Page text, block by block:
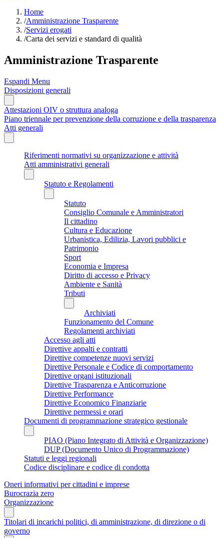
Home
/Amministrazione Trasparente
/Servizi erogati
/Carta dei servizi e standard di qualità
Amministrazione Trasparente
Espandi Menu
Disposizioni generali
Attestazioni OIV o struttura analoga
Piano triennale per prevenzione della corruzione e della trasparenza
Atti generali
Riferimenti normativi su organizzazione e attività
Atti amministrativi generali
Statuto e Regolamenti
Statuto
Consiglio Comunale e Amministratori
Il cittadino
Cultura e Educazione
Urbanistica, Edilizia, Lavori pubblici e
Patrimonio
Sport
Economia e Impresa
Diritto di accesso e Privacy
Ambiente e Sanità
Tributi
Archiviati
Funzionamento del Comune
Regolamenti archiviati
Accesso agli atti
Direttive appalti e contratti
Direttive competenze nuovi servizi
Direttive Personale e Codice di comportamento
Direttive organi istituzionali
Direttive Trasparenza e Anticorruzione
Direttive Performance
Direttive Economico Finanziarie
Direttive permessi e orari
Documenti di programmazione strategico gestionale
PIAO (Piano Integrato di Attività e Organizzazione)
DUP (Documento Unico di Programmazione)
Statuti e leggi regionali
Codice disciplinare e codice di condotta
Oneri informativi per cittadini e imprese
Burocrazia zero
Organizzazione
Titolari di incarichi politici, di amministrazione, di direzione o di
governo